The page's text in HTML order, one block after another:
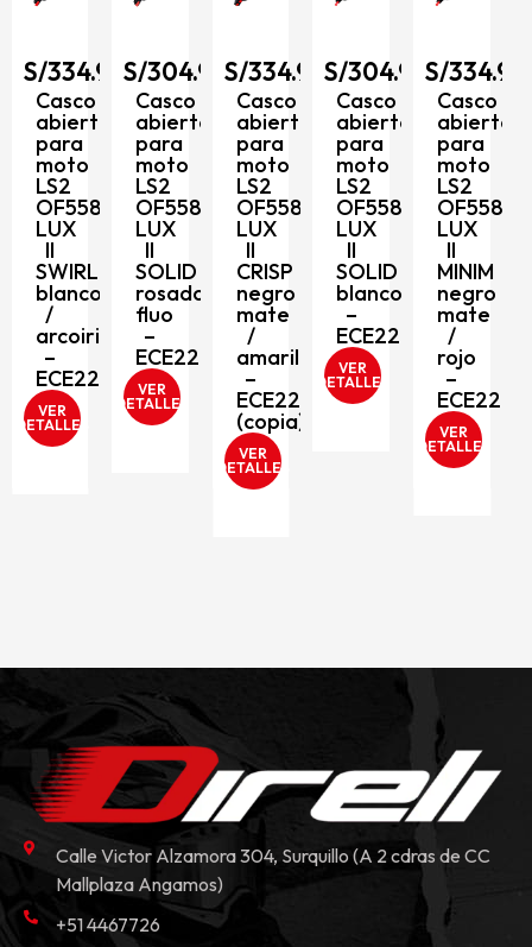
S/334.90
Casco
abierto
para
moto
LS2
OF558
LUX
II
SWIRL
blanco
/
arcoiris
–
ECE2206
VER
DETALLES
S/304.90
Casco
abierto
para
moto
LS2
OF558
LUX
II
SOLID
rosado
fluo
–
ECE2206
VER
DETALLES
S/334.90
Casco
abierto
para
moto
LS2
OF558
LUX
II
CRISP
negro
mate
/
amarillo
–
ECE2206
(copia)
VER
DETALLES
S/304.90
Casco
abierto
para
moto
LS2
OF558
LUX
II
SOLID
blanco
–
ECE2206
VER
DETALLES
S/334.90
Casco
abierto
para
moto
LS2
OF558
LUX
II
MINIM
negro
mate
/
rojo
–
ECE2206
VER
DETALLES
Calle Victor Alzamora 304, Surquillo (A 2 cdras de CC
Mallplaza Angamos)
+51 4467726